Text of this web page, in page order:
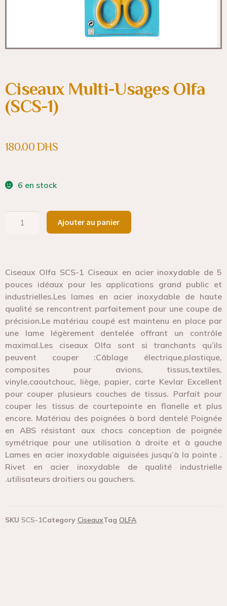
Ciseaux Multi-Usages Olfa
(SCS-1)
180.00DHS
6 en stock
Ajouter au panier
Ciseaux Olfa SCS-1 Ciseaux en acier inoxydable de 5
pouces idéaux pour les applications grand public et
industrielles.Les lames en acier inoxydable de haute
qualité se rencontrent parfaitement pour une coupe de
précision.Le matériau coupé est maintenu en place par
une lame légèrement dentelée offrant un contrôle
maximal.Les ciseaux Olfa sont si tranchants qu’ils
peuvent couper :Câblage électrique,plastique,
composites pour avions, tissus,textiles,
vinyle,caoutchouc, liège, papier, carte Kevlar Excellent
pour couper plusieurs couches de tissus. Parfait pour
couper les tissus de courtepointe en flanelle et plus
encore. Matériau des poignées à bord dentelé Poignée
en ABS résistant aux chocs conception de poignée
symétrique pour une utilisation à droite et à gauche
Lames en acier inoxydable aiguisées jusqu’à la pointe .
Rivet en acier inoxydable de qualité industrielle
.utilisateurs droitiers ou gauchers.
SKU SCS-1Category CiseauxTag OLFA